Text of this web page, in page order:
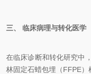
三、 临床病理与转化医学
在临床诊断和转化研究中
林固定石蜡包埋（FFPE）